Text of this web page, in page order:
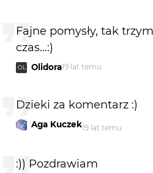
Fajne pomysły, tak
czas...:)
OL Olidora19 lat temu
Dzieki za komentarz :)
Aga Kuczek19 lat temu
:)) Pozdrawiam